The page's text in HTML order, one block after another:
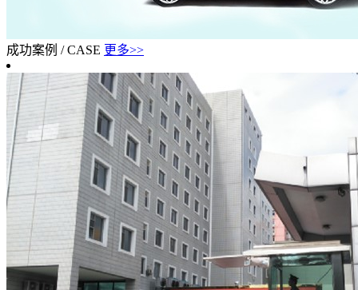
成功案例 / CASE 更多>>